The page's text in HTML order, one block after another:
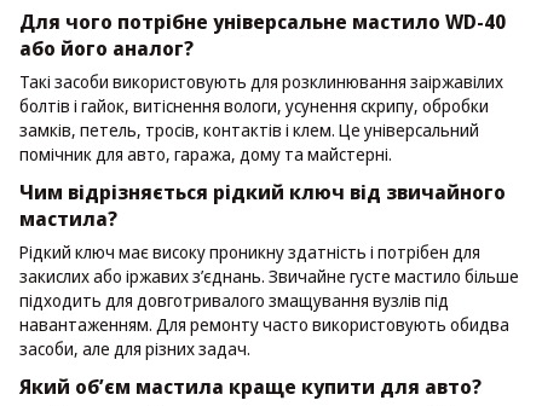
Для чого потрібне універсальне мастило WD-40
або його аналог?
Такі засоби використовують для розклинювання заіржавілих
болтів і гайок, витіснення вологи, усунення скрипу, обробки
замків, петель, тросів, контактів і клем. Це універсальний
помічник для авто, гаража, дому та майстерні.
Чим відрізняється рідкий ключ від звичайного
мастила?
Рідкий ключ має високу проникну здатність і потрібен для
закислих або іржавих з’єднань. Звичайне густе мастило більше
підходить для довготривалого змащування вузлів під
навантаженням. Для ремонту часто використовують обидва
засоби, але для різних задач.
Який об’єм мастила краще купити для авто?